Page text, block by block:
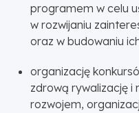
programem w celu
w rozwijaniu
oraz w budowaniu
organizację
zdrową rywalizację i
rozwojem,